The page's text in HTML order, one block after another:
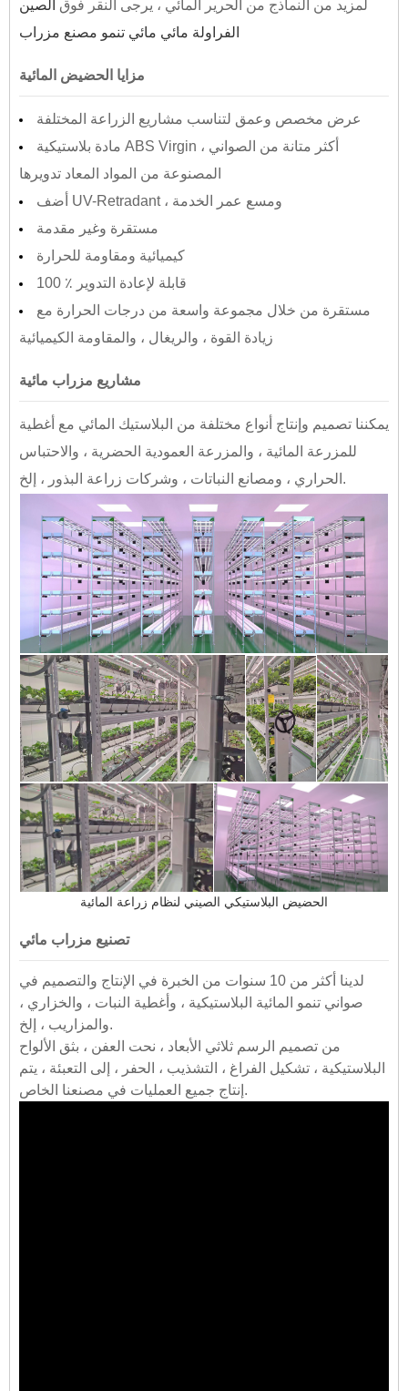
لمزيد من النماذج من الحرير المائي ، يرجى النقر فوق الصين
الفراولة مائي مائي تنمو مصنع مزراب
مزايا الحضيض المائية
عرض مخصص وعمق لتناسب مشاريع الزراعة المختلفة
مادة بلاستيكية ABS Virgin ، أكثر متانة من الصواني
المصنوعة من المواد المعاد تدويرها
أضف UV-Retradant ، ومسع عمر الخدمة
مستقرة وغير مقدمة
كيميائية ومقاومة للحرارة
100 ٪ قابلة لإعادة التدوير
مستقرة من خلال مجموعة واسعة من درجات الحرارة مع
زيادة القوة ، والريغال ، والمقاومة الكيميائية
مشاريع مزراب مائية
يمكننا تصميم وإنتاج أنواع مختلفة من البلاستيك المائي مع أغطية
للمزرعة المائية ، والمزرعة العمودية الحضرية ، والاحتباس
الحراري ، ومصانع النباتات ، وشركات زراعة البذور ، إلخ.
الحضيض البلاستيكي الصيني لنظام زراعة المائية
تصنيع مزراب مائي
لدينا أكثر من 10 سنوات من الخبرة في الإنتاج والتصميم في
صواني تنمو المائية البلاستيكية ، وأغطية النبات ، والخزاري ،
والمزاريب ، إلخ.
من تصميم الرسم ثلاثي الأبعاد ، نحت العفن ، بثق الألواح
البلاستيكية ، تشكيل الفراغ ، التشذيب ، الحفر ، إلى التعبئة ، يتم
إنتاج جميع العمليات في مصنعنا الخاص.